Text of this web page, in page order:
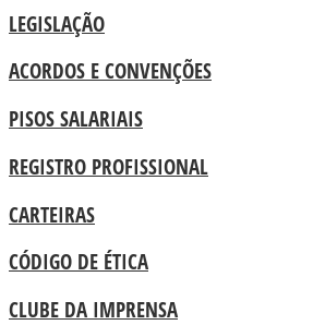
LEGISLAÇÃO
ACORDOS E CONVENÇÕES
PISOS SALARIAIS
REGISTRO PROFISSIONAL
CARTEIRAS
CÓDIGO DE ÉTICA
CLUBE DA IMPRENSA